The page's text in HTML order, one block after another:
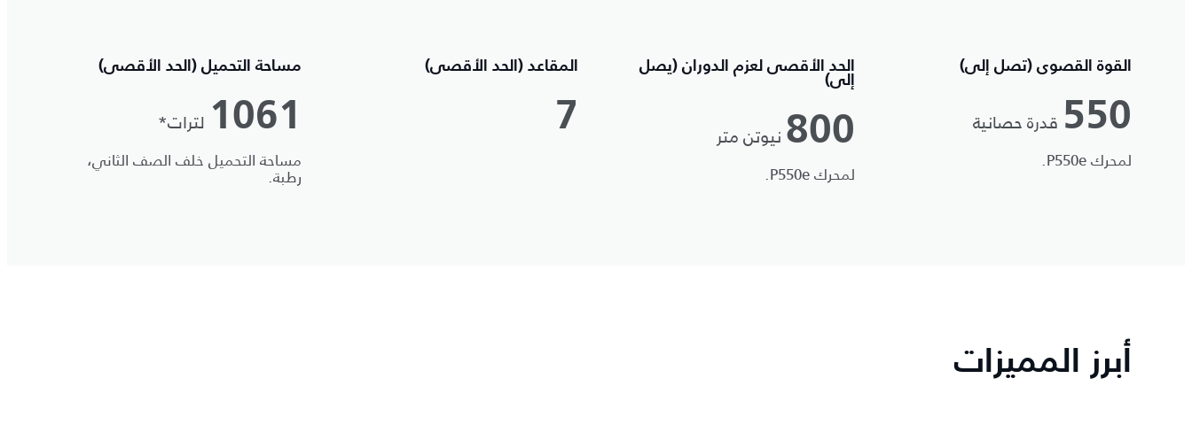
القوة القصوى (تصل إلى)
550 قدرة حصانية
لمحرك P550e.
الحد الأقصى لعزم الدوران (يصل
إلى)
800 نيوتن متر
لمحرك P550e.
المقاعد (الحد الأقصى)
7
مساحة التحميل (الحد الأقصى)
1061 لترات*
مساحة التحميل خلف الصف الثاني،
رطبة.
أبرز المميزات